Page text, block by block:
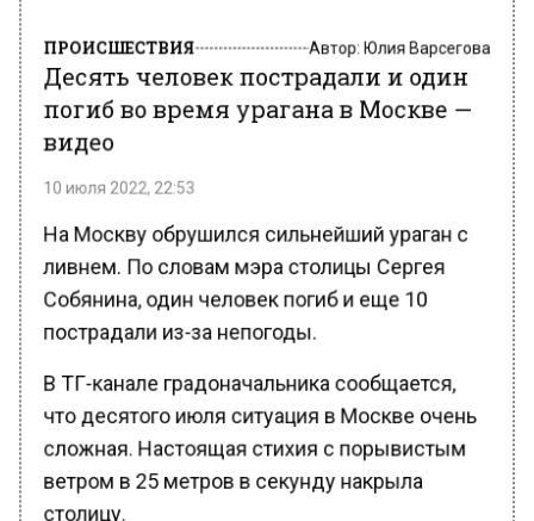
Десять человек пострадали и один
погиб во время урагана в Москве —
видео
ливнем. По словам мэра столицы Сергея
Собянина, один человек погиб и еще 10
пострадали из-за непогоды.
В ТГ-канале градоначальника сообщается,
что десятого июля ситуация в Москве очень
сложная. Настоящая стихия с порывистым
ветром в 25 метров в секунду накрыла